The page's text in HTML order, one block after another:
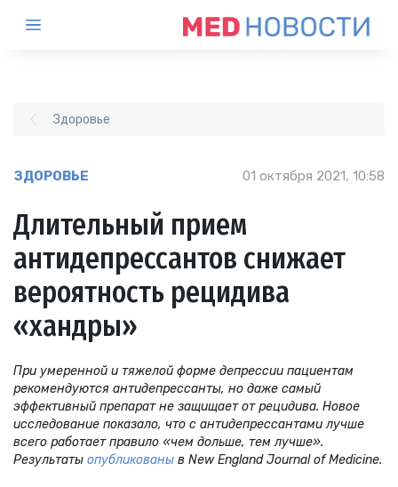
Здоровье
ЗДОРОВЬЕ 01 октября 2021, 10:58
Длительный прием
антидепрессантов снижает
вероятность рецидива
«хандры»
При умеренной и тяжелой форме депрессии пациентам
рекомендуются антидепрессанты, но даже самый
эффективный препарат не защищает от рецидива. Новое
исследование показало, что с антидепрессантами лучше
всего работает правило «чем дольше, тем лучше».
Результаты опубликованы в New England Journal of Medicine.